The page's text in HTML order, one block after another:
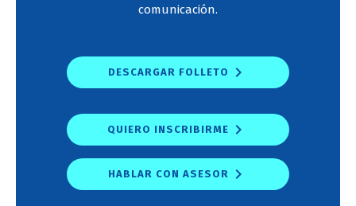
comunicación.
DESCARGAR FOLLETO
QUIERO INSCRIBIRME
HABLAR CON ASESOR